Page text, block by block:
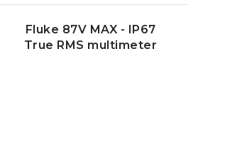
Fluke 87V MAX - IP67
True RMS multimeter